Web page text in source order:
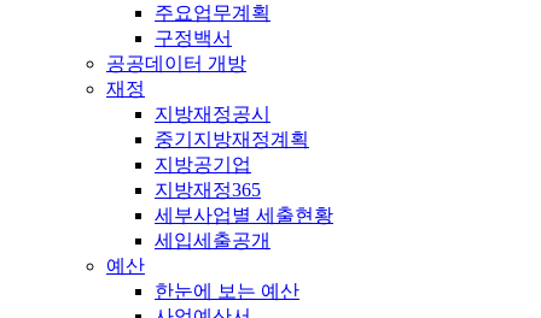
주요업무계획
구정백서
공공데이터 개방
재정
지방재정공시
중기지방재정계획
지방공기업
지방재정365
세부사업별 세출현황
세입세출공개
예산
한눈에 보는 예산